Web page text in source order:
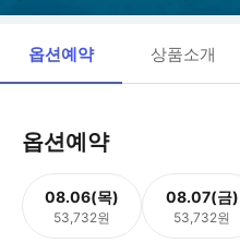
옵션예약 상품소개
옵션예약
08.06(목)
53,732원
08.07(금)
53,732원